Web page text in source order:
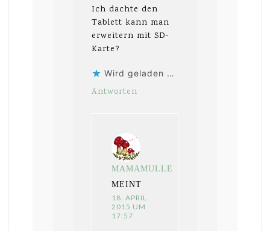
Ich dachte den
Tablett kann man
erweitern mit SD-
Karte?
Wird geladen …
Antworten
MAMAMULLE
MEINT
18. APRIL
2015 UM
17:57